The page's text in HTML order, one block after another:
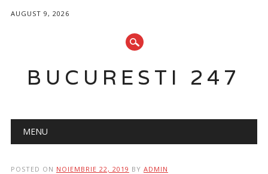
AUGUST 9, 2026
BUCURESTI 247
Main menu
MENU
POSTED ON NOIEMBRIE 22, 2019 BY ADMIN